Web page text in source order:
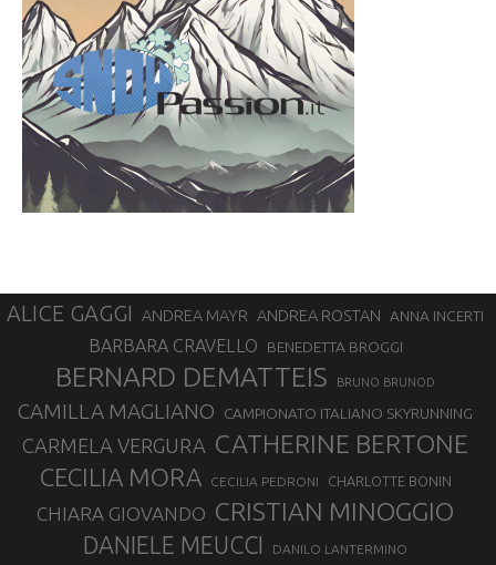
ALICE GAGGI ANDREA MAYR ANDREA ROSTAN ANNA INCERTI
BARBARA CRAVELLO BENEDETTA BROGGI
BERNARD DEMATTEIS BRUNO BRUNOD
CAMILLA MAGLIANO CAMPIONATO ITALIANO SKYRUNNING
CARMELA VERGURA CATHERINE BERTONE
CECILIA MORA CECILIA PEDRONI CHARLOTTE BONIN
CHIARA GIOVANDO CRISTIAN MINOGGIO
DANIELE MEUCCI DANILO LANTERMINO